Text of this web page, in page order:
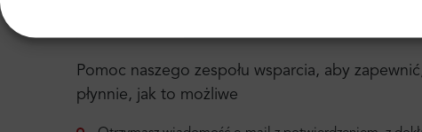
Pomoc naszego zespołu wsparcia, aby
płynnie, jak to możliwe